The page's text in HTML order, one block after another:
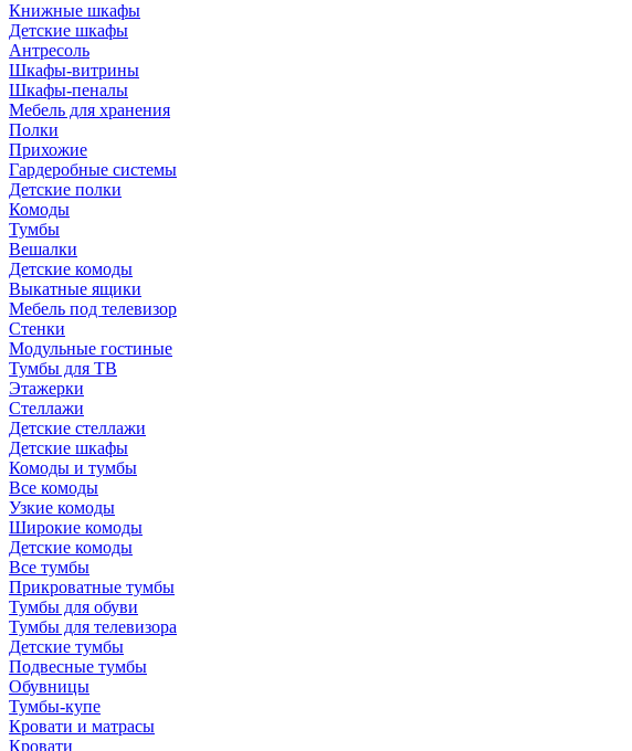
Книжные шкафы
Детские шкафы
Антресоль
Шкафы-витрины
Шкафы-пеналы
Мебель для хранения
Полки
Прихожие
Гардеробные системы
Детские полки
Комоды
Тумбы
Вешалки
Детские комоды
Выкатные ящики
Мебель под телевизор
Стенки
Модульные гостиные
Тумбы для ТВ
Этажерки
Стеллажи
Детские стеллажи
Детские шкафы
Комоды и тумбы
Все комоды
Узкие комоды
Широкие комоды
Детские комоды
Все тумбы
Прикроватные тумбы
Тумбы для обуви
Тумбы для телевизора
Детские тумбы
Подвесные тумбы
Обувницы
Тумбы-купе
Кровати и матрасы
Кровати